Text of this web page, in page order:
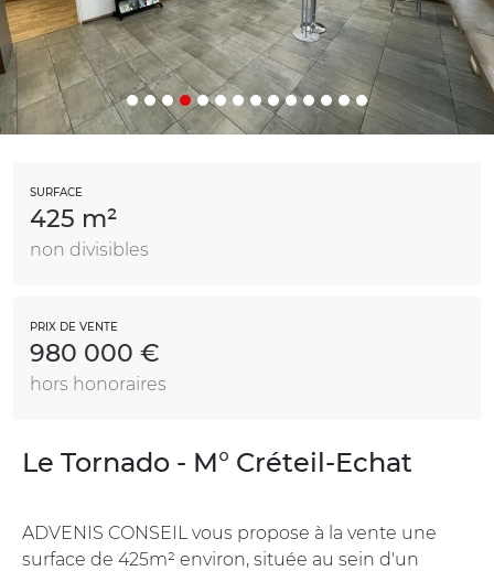
SURFACE
425 m²
non divisibles
PRIX DE VENTE
980 000 €
hors honoraires
Le Tornado - M° Créteil-Echat
ADVENIS CONSEIL vous propose à la vente une
surface de 425m² environ, située au sein d'un